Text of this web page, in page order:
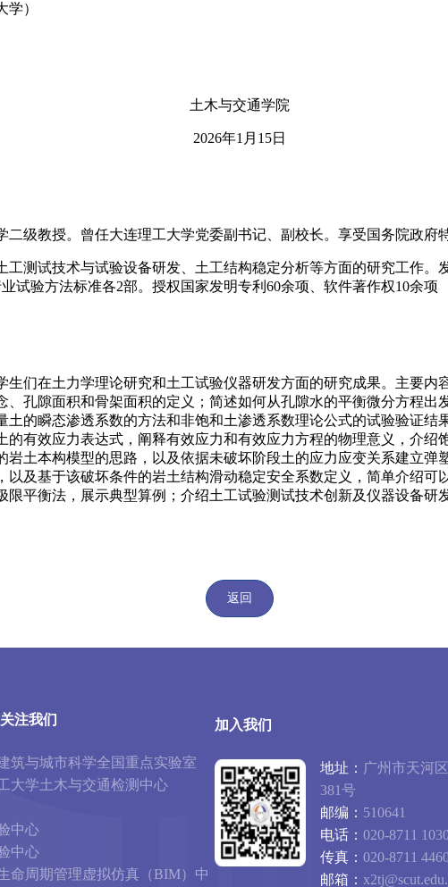
学）
土木与交通学院
2026年1月15日
二级教授。曾任大连理工大学党委副书记、副校长。享受国务院政府
工测试技术与试验设备研发、土工结构稳定分析等方面的研究工作。
试验方法标准各2部。授权国家发明专利60余项、软件著作权10余项
生们在土力学理论研究和土工试验仪器研发方面的研究成果。主要内
、孔隙面积和骨架面积的定义；简述如何从孔隙水的平衡微分方程出
土的瞬态渗透系数的方法和非饱和土渗透系数理论公式的试验验证结
的有效应力表达式，阐释有效应力和有效应力方程的物理意义，介绍
土本构模型的思路，以及依据未破坏阶段土的应力应变关系建立弹
以及基于该破坏条件的岩土结构滑动稳定安全系数定义，简单介绍可
平衡法，展示典型算例；介绍土工试验测试技术创新及仪器设备研
返回
关注我们
筑与城市科学全国重点实验室
大学土木与交通检测中心
中心
中心
命周期管理虚拟仿真（BIM）中
加入我们
地址： 广州市天河
381号
邮编： 510641
电话： 020-8711
传真： 020-8711
邮箱：